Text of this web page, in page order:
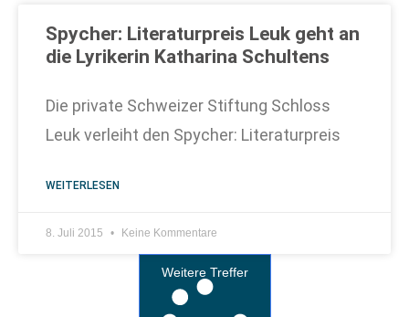
Spycher: Literaturpreis Leuk geht an
die Lyrikerin Katharina Schultens
Die private Schweizer Stiftung Schloss
Leuk verleiht den Spycher: Literaturpreis
WEITERLESEN
8. Juli 2015 Keine Kommentare
Weitere Treffer